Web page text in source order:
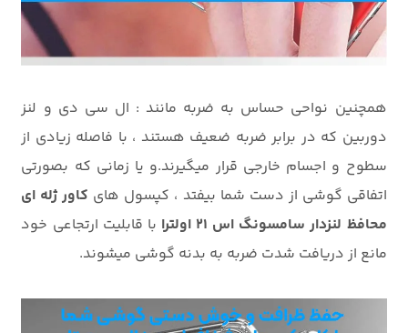
همچنین نواحی حساس به ضربه مانند : ال سی دی و لنز
دوربین که در برابر ضربه ضعیف هستند ، با فاصله زیادی از
سطوح و اجسام خارجی قرار میگیرند.و یا زمانی که بصورتی
اتفاقی گوشی از دست شما بیفتد ، کپسول های کاور ژله ای
محافظ لنزدار سامسونگ اس 21 اولترا
با قابلیت ارتجاعی خود
مانع از دریافت شدت ضربه به بدنه گوشی میشوند.